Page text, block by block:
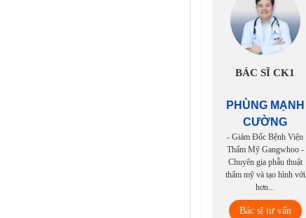
BÁC SĨ CK1
PHÙNG MẠNH
CƯỜNG
- Giám Đốc Bệnh Viện
Thẩm Mỹ Gangwhoo -
Chuyên gia phẫu thuật
thẩm mỹ và tạo hình với
hơn...
Bác sĩ tư vấn